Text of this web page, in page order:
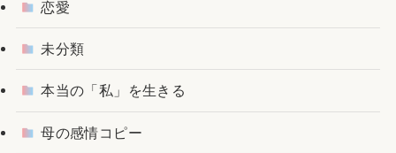
恋愛
未分類
本当の「私」を生きる
母の感情コピー